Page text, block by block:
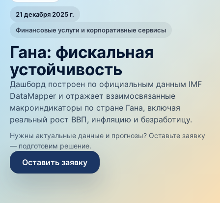
21 декабря 2025 г.
Финансовые услуги и корпоративные сервисы
Гана: фискальная
устойчивость
Дашборд построен по официальным данным IMF
DataMapper и отражает взаимосвязанные
макроиндикаторы по стране Гана, включая
реальный рост ВВП, инфляцию и безработицу.
Нужны актуальные данные и прогнозы? Оставьте заявку
— подготовим решение.
Оставить заявку